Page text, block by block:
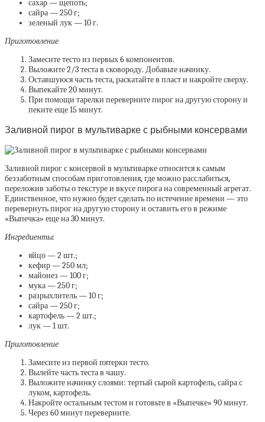
сахар — щепоть;
сайра — 250 г;
зеленый лук — 10 г.
Приготовление
Замесите тесто из первых 6 компонентов.
Выложите 2/3 теста в сковороду. Добавьте начинку.
Оставшуюся часть теста, раскатайте в пласт и накройте сверху.
Выпекайте 20 минут.
При помощи тарелки переверните пирог на другую сторону и
пеките еще 15 минут.
Заливной пирог в мультиварке с рыбными консервами
Заливной пирог с консервой в мультиварке относится к самым
беззаботным способам приготовления, где можно расслабиться,
переложив заботы о текстуре и вкусе пирога на современный агрегат.
Единственное, что нужно будет сделать по истечение времени — это
перевернуть пирог на другую сторону и оставить его в режиме
«Выпечка» еще на 30 минут.
Ингредиенты:
яйцо — 2 шт.;
кефир — 250 мл;
майонез — 100 г;
мука — 250 г;
разрыхлитель — 10 г;
сайра — 250 г;
картофель — 2 шт.;
лук — 1 шт.
Приготовление
Замесите из первой пятерки тесто.
Вылейте часть теста в чашу.
Выложите начинку слоями: тертый сырой картофель, сайра с
луком, картофель.
Накройте остальным тестом и готовьте в «Выпечке» 90 минут.
Через 60 минут переверните.